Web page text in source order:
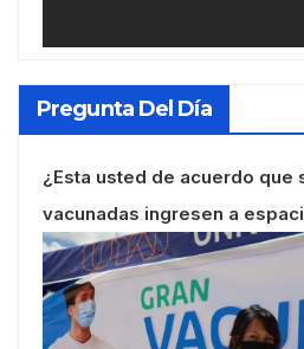
Pregunta Del Día
¿Esta usted de acuerdo que
vacunadas ingresen a